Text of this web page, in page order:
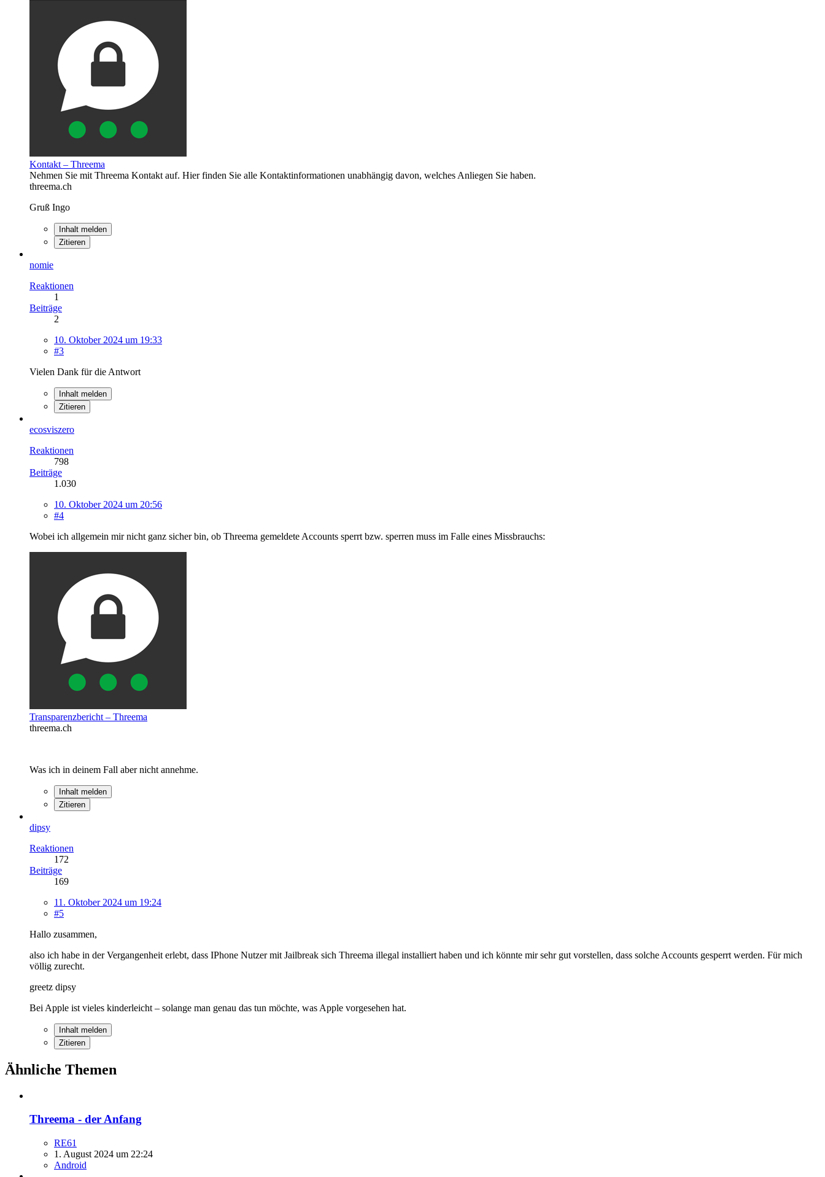
Kontakt – Threema
Nehmen Sie mit Threema Kontakt auf. Hier finden Sie alle Kontaktinformationen unabhängig davon, welches Anliegen Sie haben.
threema.ch
Gruß Ingo
Inhalt melden
Zitieren
nomie
Reaktionen
1
Beiträge
2
10. Oktober 2024 um 19:33
#3
Vielen Dank für die Antwort
Inhalt melden
Zitieren
ecosviszero
Reaktionen
798
Beiträge
1.030
10. Oktober 2024 um 20:56
#4
Wobei ich allgemein mir nicht ganz sicher bin, ob Threema gemeldete Accounts sperrt bzw. sperren muss im Falle eines Missbrauchs:
Transparenzbericht – Threema
threema.ch
Was ich in deinem Fall aber nicht annehme.
Inhalt melden
Zitieren
dipsy
Reaktionen
172
Beiträge
169
11. Oktober 2024 um 19:24
#5
Hallo zusammen,
also ich habe in der Vergangenheit erlebt, dass IPhone Nutzer mit Jailbreak sich Threema illegal installiert haben und ich könnte mir sehr gut vorstellen, dass solche Accounts gesperrt werden. Für mich
völlig zurecht.
greetz dipsy
Bei Apple ist vieles kinderleicht – solange man genau das tun möchte, was Apple vorgesehen hat.
Inhalt melden
Zitieren
Ähnliche Themen
Threema - der Anfang
RE61
1. August 2024 um 22:24
Android